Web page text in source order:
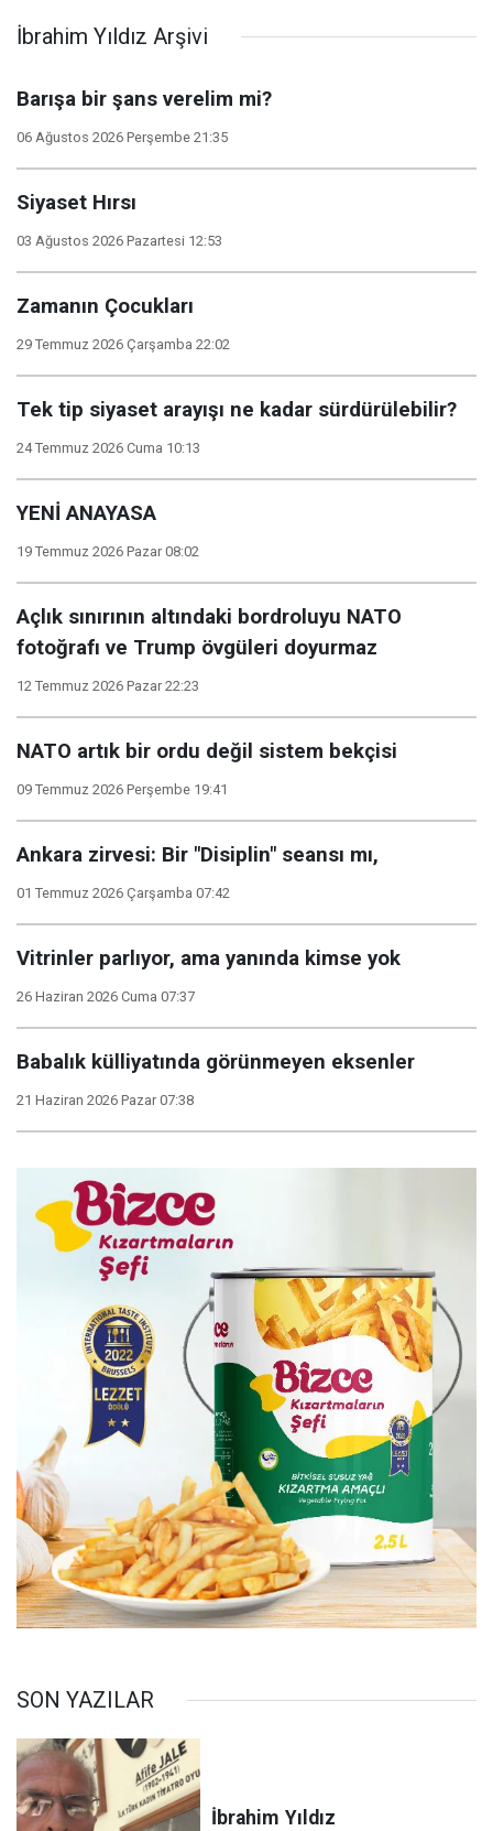
İbrahim Yıldız Arşivi
Barışa bir şans verelim mi?
06 Ağustos 2026 Perşembe 21:35
Siyaset Hırsı
03 Ağustos 2026 Pazartesi 12:53
Zamanın Çocukları
29 Temmuz 2026 Çarşamba 22:02
Tek tip siyaset arayışı ne kadar sürdürülebilir?
24 Temmuz 2026 Cuma 10:13
YENİ ANAYASA
19 Temmuz 2026 Pazar 08:02
Açlık sınırının altındaki bordroluyu NATO
fotoğrafı ve Trump övgüleri doyurmaz
12 Temmuz 2026 Pazar 22:23
NATO artık bir ordu değil sistem bekçisi
09 Temmuz 2026 Perşembe 19:41
Ankara zirvesi: Bir "Disiplin" seansı mı,
01 Temmuz 2026 Çarşamba 07:42
Vitrinler parlıyor, ama yanında kimse yok
26 Haziran 2026 Cuma 07:37
Babalık külliyatında görünmeyen eksenler
21 Haziran 2026 Pazar 07:38
SON YAZILAR
İbrahim Yıldız